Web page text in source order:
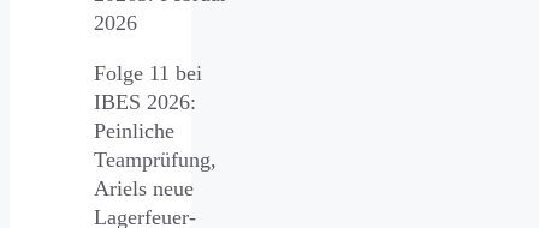
2026
Folge 11 bei
IBES 2026:
Peinliche
Teamprüfung,
Ariels neue
Lagerfeuer-